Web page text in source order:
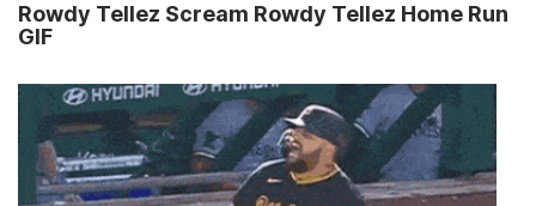
Rowdy Tellez Scream Rowdy Tellez Home Run
GIF